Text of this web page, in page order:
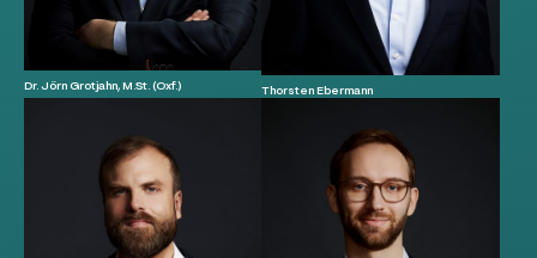
Dr. Jörn Grotjahn, M.St. (Oxf.) Thorsten Ebermann